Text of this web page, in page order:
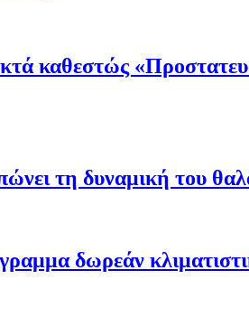
καθεστώς
τη δυναμική του
δωρεάν